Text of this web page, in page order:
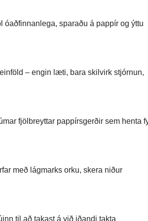
sparaðu á pappír og ýttu
– engin læti, bara skilvirk stjórnun,
fjölbreyttar pappírsgerðir sem henta
með lágmarks orku, skera niður
til að takast á við iðandi takta